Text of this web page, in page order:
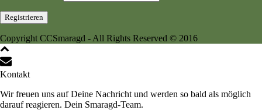
Copyright CCSmaragd - All Rights Reserved © 2016
Kontakt
Wir freuen uns auf Deine Nachricht und werden so bald als möglich
darauf reagieren. Dein Smaragd-Team.